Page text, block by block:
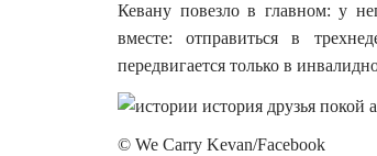
Кевану повезло в главном: у
вместе: отправиться в
передвигается только в
© We Carry Kevan/Facebook